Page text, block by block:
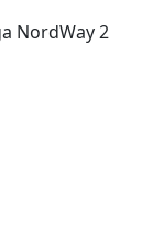
NordWay 2